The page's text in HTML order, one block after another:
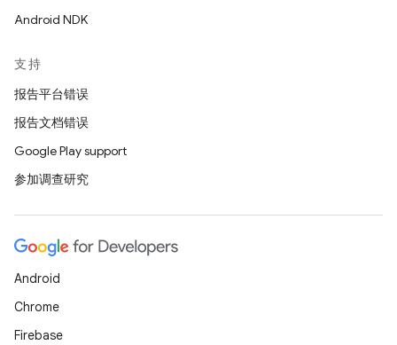
Android NDK
支持
报告平台错误
报告文档错误
Google Play support
参加调查研究
Android
Chrome
Firebase